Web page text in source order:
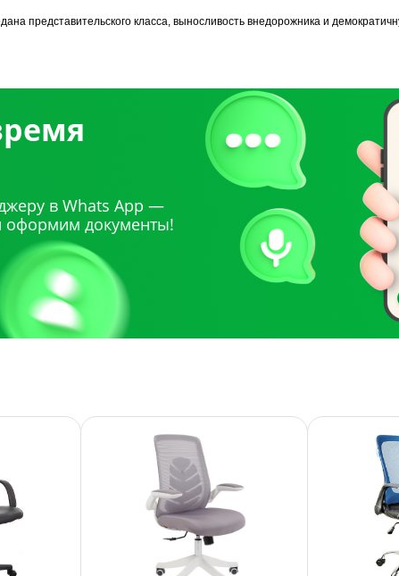
представительского класса, выносливость внедорожника и
в Whats App —
оформим документы!